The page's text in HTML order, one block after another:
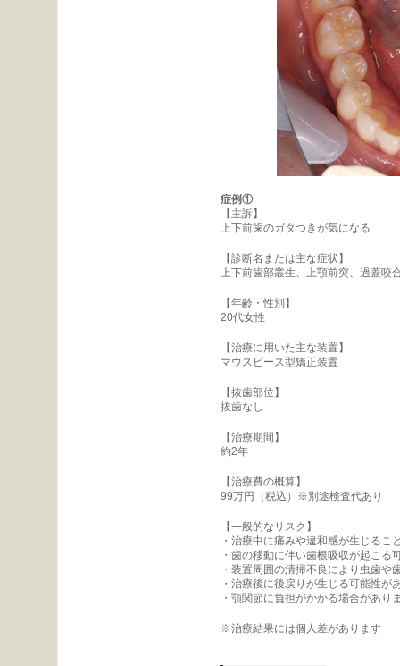
症例①
【主訴】
上下前歯のガタつきが気になる
【診断名または主な症状】
上下前歯部叢生、上顎前突、過蓋咬
【年齢・性別】
20代女性
【治療に用いた主な装置】
マウスピース型矯正装置
【抜歯部位】
抜歯なし
【治療期間】
約2年
【治療費の概算】
99万円（税込）※別途検査代あり
【一般的なリスク】
・治療中に痛みや違和感が生じるこ
・歯の移動に伴い歯根吸収が起こる
・装置周囲の清掃不良により虫歯
・治療後に後戻りが生じる可能性が
・顎関節に負担がかかる場合があり
※治療結果には個人差があります